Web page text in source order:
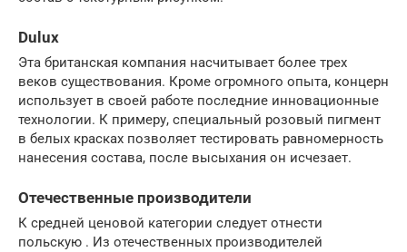
Dulux
Эта британская компания насчитывает более трех
веков существования. Кроме огромного опыта, концерн
использует в своей работе последние инновационные
технологии. К примеру, специальный розовый пигмент
в белых красках позволяет тестировать равномерность
нанесения состава, после высыхания он исчезает.
Отечественные производители
К средней ценовой категории следует отнести
польскую . Из отечественных производителей